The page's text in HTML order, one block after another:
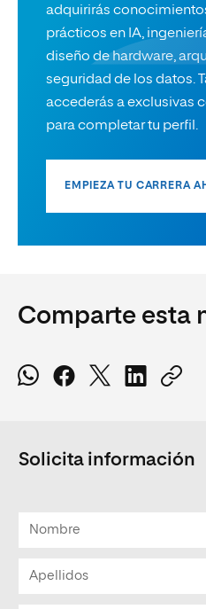
adquirirás
prácticos en IA,
diseño de hardware,
seguridad de los datos.
accederás a exclusivas
para completar tu perfil.
EMPIEZA TU CARRERA
Comparte esta
Solicita información